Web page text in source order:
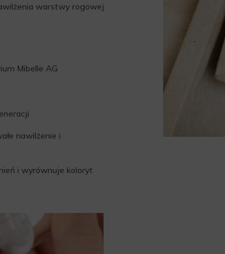
warstwy rogowej
Mibelle AG
nawilżenie i
i wyrównuje koloryt